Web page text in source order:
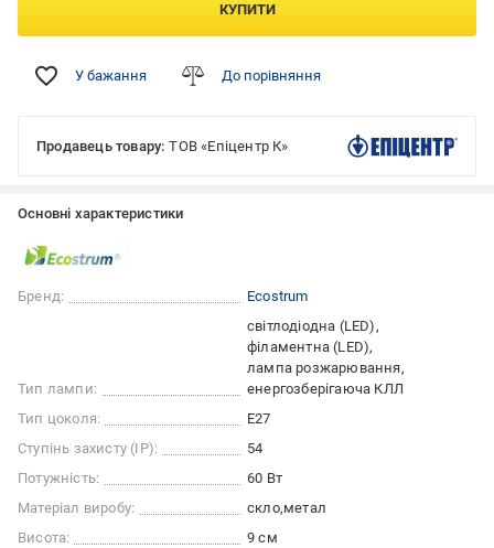
КУПИТИ
У бажання До порівняння
Продавець товару: ТОВ «Епіцентр К»
Основні характеристики
Бренд: Ecostrum
Тип лампи:
світлодіодна (LED)
філаментна (LED)
лампа розжарювання
енергозберігаюча КЛЛ
Тип цоколя:
E27
Ступінь захисту (IP):
54
Потужність:
60 Вт
Матеріал виробу:
скло метал
Висота:
9 см